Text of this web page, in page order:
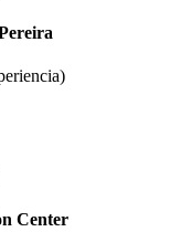
Center